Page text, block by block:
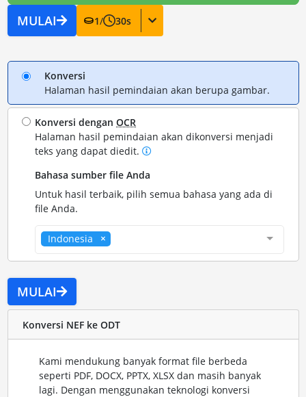
MULAI 1/ 30s
Konversi
Halaman hasil pemindaian akan berupa gambar.
Konversi denganOCR
Halaman hasil pemindaian akan dikonversi menjadi
teks yang dapat diedit.
Bahasa sumber file Anda
Untuk hasil terbaik, pilih semua bahasa yang ada di
file Anda.
Indonesia
MULAI
Konversi NEF ke ODT
Kami mendukung banyak format file berbeda
seperti PDF, DOCX, PPTX, XLSX dan masih banyak
lagi. Dengan menggunakan teknologi konversi